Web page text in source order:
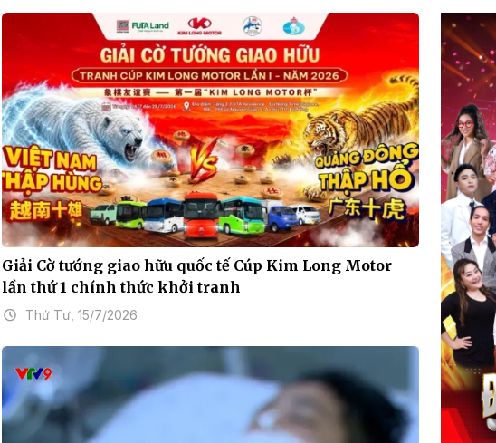
Giải Cờ tướng giao hữu quốc tế Cúp Kim Long Motor
lần thứ 1 chính thức khởi tranh
Thứ Tư, 15/7/2026